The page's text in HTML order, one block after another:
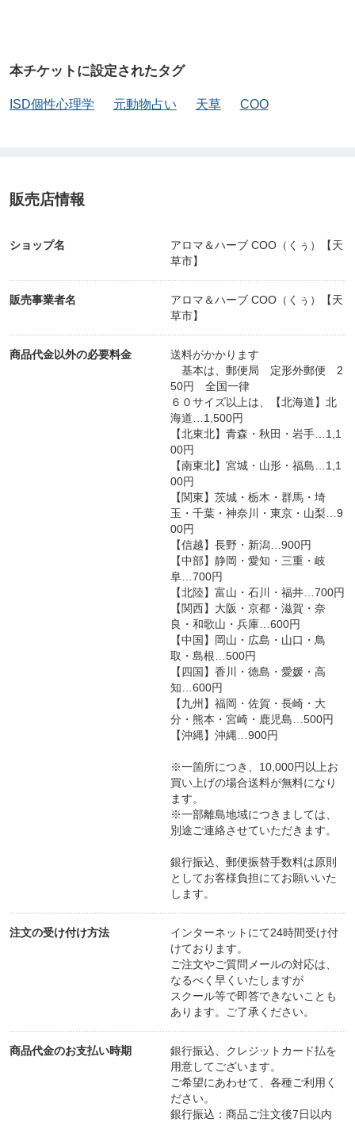
本チケットに設定されたタグ
ISD個性心理学 元動物占い 天草 COO
販売店情報
ショップ名
アロマ＆ハーブ COO（くぅ）【天
草市】
販売事業者名
アロマ＆ハーブ COO（くぅ）【天
草市】
商品代金以外の必要料金
送料がかかります
基本は、郵便局 定形外郵便 2
50円 全国一律
６０サイズ以上は、【北海道】北
海道…1,500円
【北東北】青森・秋田・岩手…1,1
00円
【南東北】宮城・山形・福島…1,1
00円
【関東】茨城・栃木・群馬・埼
玉・千葉・神奈川・東京・山梨…9
00円
【信越】長野・新潟…900円
【中部】静岡・愛知・三重・岐
阜…700円
【北陸】富山・石川・福井…700円
【関西】大阪・京都・滋賀・奈
良・和歌山・兵庫…600円
【中国】岡山・広島・山口・鳥
取・島根…500円
【四国】香川・徳島・愛媛・高
知…600円
【九州】福岡・佐賀・長崎・大
分・熊本・宮崎・鹿児島…500円
【沖縄】沖縄…900円
※一箇所につき、10,000円以上お
買い上げの場合送料が無料になり
ます。
※一部離島地域につきましては、
別途ご連絡させていただきます。
銀行振込、郵便振替手数料は原則
としてお客様負担にてお願いいた
します。
注文の受け付け方法
インターネットにて24時間受け付
けております。
ご注文やご質問メールの対応は、
なるべく早くいたしますが
スクール等で即答できないことも
あります。ご了承ください。
商品代金のお支払い時期
銀行振込、クレジットカード払を
用意してございます。
ご希望にあわせて、各種ご利用く
ださい。
銀行振込：商品ご注文後7日以内